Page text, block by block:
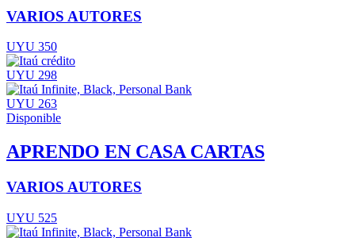
VARIOS AUTORES
UYU 350
UYU 298
UYU 263
Disponible
APRENDO EN CASA CARTAS
VARIOS AUTORES
UYU 525